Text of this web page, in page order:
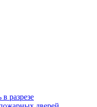
разрезе